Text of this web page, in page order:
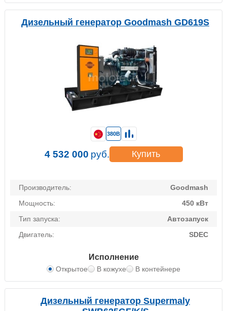
Дизельный генератор Goodmash GD619S
Производитель:
Goodmash
Мощность:
450 кВт
Тип запуска:
Автозапуск
Двигатель:
SDEC
Исполнение
Открытое В кожухе В контейнере
380В
4 532 000 руб. Купить
Дизельный генератор Supermaly